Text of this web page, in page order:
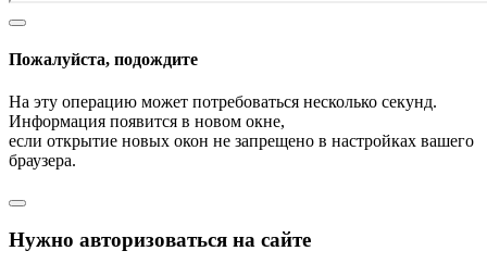
Пожалуйста, подождите
На эту операцию может потребоваться несколько секунд.
Информация появится в новом окне,
если открытие новых окон не запрещено в настройках вашего
браузера.
Нужно авторизоваться на сайте